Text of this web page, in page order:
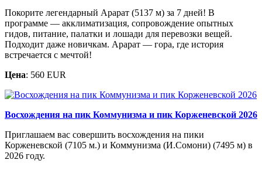
Покорите легендарный Арарат (5137 м) за 7 дней! В
программе — акклиматизация, сопровождение опытных
гидов, питание, палатки и лошади для перевозки вещей.
Подходит даже новичкам. Арарат — гора, где история
встречается с мечтой!
Цена: 560 EUR
Восхождения на пик Коммунизма и пик Корженевской 2026
Приглашаем вас совершить восхождения на пики
Корженевской (7105 м.) и Коммунизма (И.Сомони) (7495 м) в
2026 году.